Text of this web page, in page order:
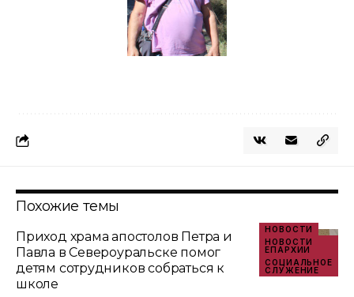
Похожие темы
НОВОСТИ
НОВОСТИ
ЕПАРХИИ
СОЦИАЛЬНОЕ
СЛУЖЕНИЕ
Приход храма апостолов Петра и
Павла в Североуральске помог
детям сотрудников собраться к
школе